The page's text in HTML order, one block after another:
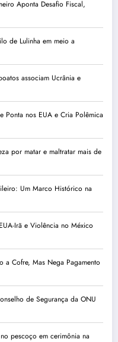
Aponta Desafio Fiscal,
de Lulinha em meio a
associam Ucrânia e
Ponta nos EUA e Cria Polêmica
por matar e maltratar mais de
Um Marco Histórico na
Irã e Violência no México
a Cofre, Mas Nega Pagamento
de Segurança da ONU
pescoço em cerimônia na